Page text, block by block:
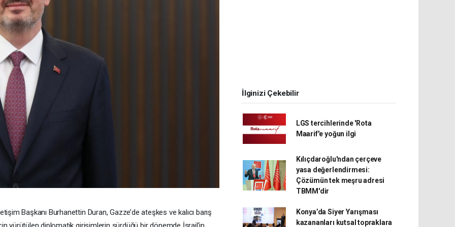
Başkanı Burhanettin Duran, Gazze’de ateşkes ve kalıcı barış
İlginizi Çekebilir
LGS tercihlerinde 'Rota
Maarif'e yoğun ilgi
Kılıçdaroğlu'ndan çerçeve
yasa değerlendirmesi:
Çözümün tek meşru adresi
TBMM'dir
Konya’da Siyer Yarışması
kazananları kutsal topraklara